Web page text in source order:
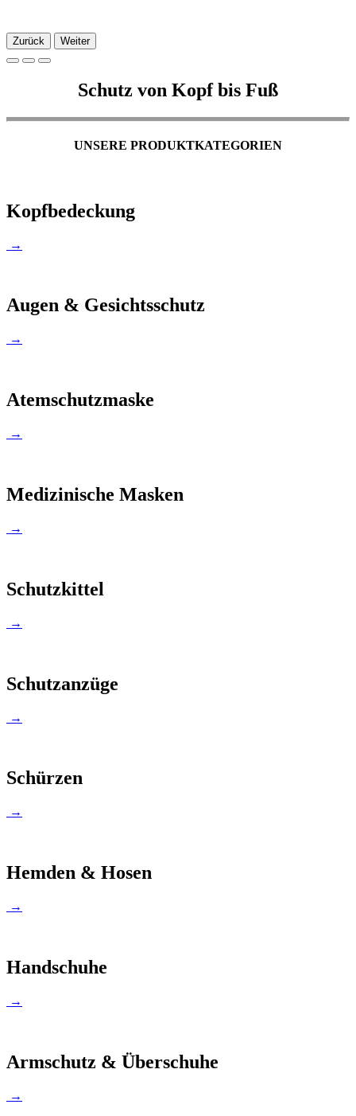
Zurück Weiter
Schutz von Kopf bis Fuß
UNSERE PRODUKTKATEGORIEN
Kopfbedeckung
→
Augen & Gesichtsschutz
→
Atemschutzmaske
→
Medizinische Masken
→
Schutzkittel
→
Schutzanzüge
→
Schürzen
→
Hemden & Hosen
→
Handschuhe
→
Armschutz & Überschuhe
→